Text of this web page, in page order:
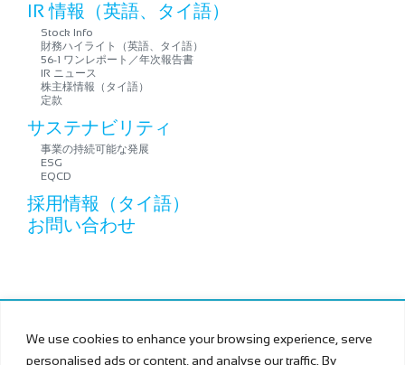
We use cookies to enhance your browsing experience, serve
personalised ads or content, and analyse our traffic. By
IR 情報（英語、タイ語）
Stock Info
財務ハイライト（英語、タイ語）
56-1 ワンレポート／年次報告書
IR ニュース
株主様情報（タイ語）
定款
サステナビリティ
事業の持続可能な発展
ESG
EQCD
採用情報（タイ語）
お問い合わせ
COMPANY LIMITED All Rights Reserved.